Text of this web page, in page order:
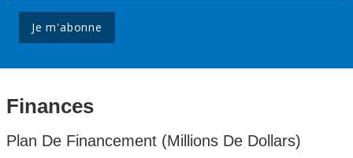
Je m'abonne
Finances
Plan De Financement (Millions De Dollars)